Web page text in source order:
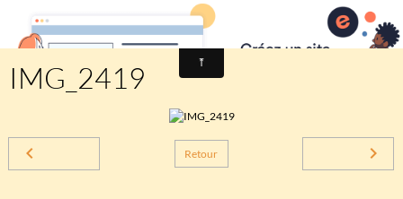
Comité des fêtes de CHEUX
IMG_2419
Retour